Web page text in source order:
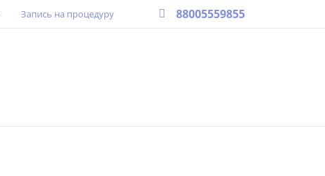
Запись на процедуру 88005559855